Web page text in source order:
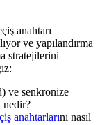
anahtarı
ve yapılandırma
stratejilerini
ve senkronize
nedir?
anahtarlarını nasıl